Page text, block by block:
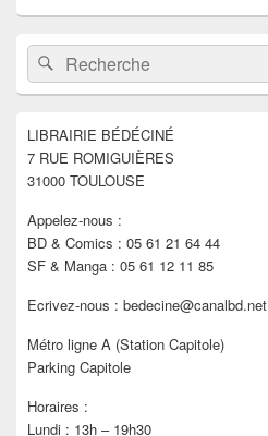
Zone
principale
de
widget
barre
latérale
Recherche :Rechercher
LIBRAIRIE BÉDÉCINÉ
7 RUE ROMIGUIÈRES
31000 TOULOUSE
Appelez-nous :
BD & Comics : 05 61 21 64 44
SF & Manga : 05 61 12 11 85
Ecrivez-nous : bedecine@canalbd.net
Métro ligne A (Station Capitole)
Parking Capitole
Horaires :
Lundi : 13h – 19h30